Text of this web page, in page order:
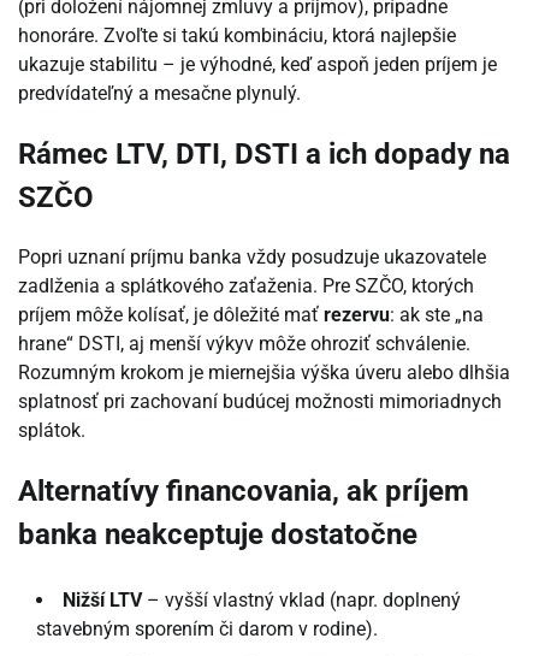
(pri doložení nájomnej zmluvy a príjmov), prípadne
honoráre. Zvoľte si takú kombináciu, ktorá najlepšie
ukazuje stabilitu – je výhodné, keď aspoň jeden príjem je
predvídateľný a mesačne plynulý.
Rámec LTV, DTI, DSTI a ich dopady na
SZČO
Popri uznaní príjmu banka vždy posudzuje ukazovatele
zadlženia a splátkového zaťaženia. Pre SZČO, ktorých
príjem môže kolísať, je dôležité mať rezervu: ak ste „na
hrane“ DSTI, aj menší výkyv môže ohroziť schválenie.
Rozumným krokom je miernejšia výška úveru alebo dlhšia
splatnosť pri zachovaní budúcej možnosti mimoriadnych
splátok.
Alternatívy financovania, ak príjem
banka neakceptuje dostatočne
Nižší LTV– vyšší vlastný vklad (napr. doplnený
stavebným sporením či darom v rodine).